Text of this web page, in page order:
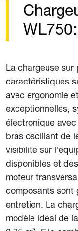
La chargeuse sur
caractéristiques
avec ergonomie
exceptionnelles,
électronique
bras oscillant de
visibilité sur
disponibles et
moteur
composants sont
entretien. La
modèle idéal de